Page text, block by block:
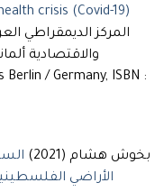
crisis (Covid-19)
المركز الديمقراطي
/ Germany, ISBN :
بخوش هشام (2021)
الأراضي